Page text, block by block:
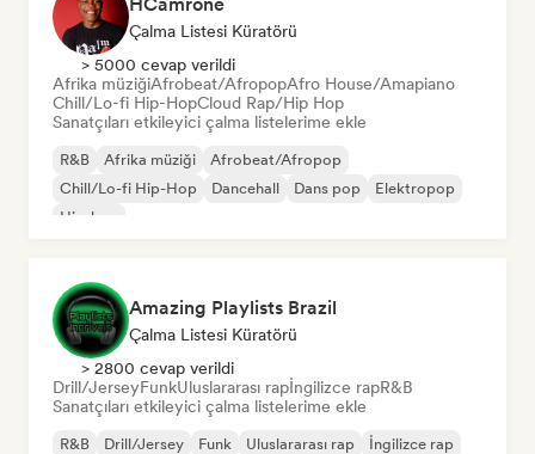
Çalma Listesi Küratörü
> 5000 cevap verildi
Afrika müziğiAfrobeat/AfropopAfro House/Amapiano
Chill/Lo-fi Hip-HopCloud Rap/Hip Hop
Sanatçıları etkileyici çalma listelerime ekle
R&B Afrika müziği
Afrobeat/Afropop
Chill/Lo-fi Hip-Hop
Dancehall Dans pop
Elektropop
Hip-hop
Amazing Playlists Brazil
Çalma Listesi Küratörü
> 2800 cevap verildi
Drill/JerseyFunkUluslararası rapİngilizce rapR&B
Sanatçıları etkileyici çalma listelerime ekle
R&B Drill/Jersey Funk Uluslararası rap
İngilizce rap